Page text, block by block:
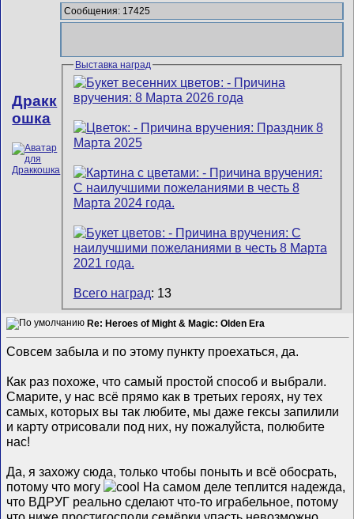
Дракк
ошка
Сообщения: 17425
Выставка наград
Всего наград: 13
Re: Heroes of Might & Magic: Olden Era
Совсем забыла и по этому пункту проехаться, да.
Как раз похоже, что самый простой способ и выбрали.
Смарите, у нас всё прямо как в третьих героях, ну тех
самых, которых вы так любите, мы даже гексы запилили
и карту отрисовали под них, ну пожалуйста, полюбите
нас!
Да, я захожу сюда, только чтобы поныть и всё обосрать,
потому что могу
На самом деле теплится надежда,
что ВДРУГ реально сделают что-то играбельное, потому